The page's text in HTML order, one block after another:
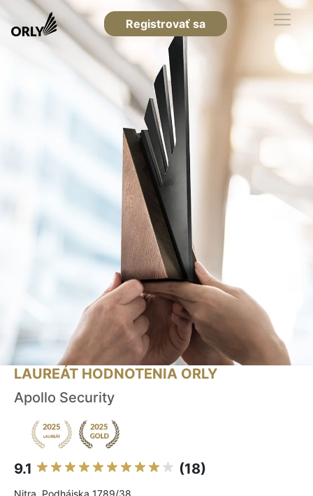
Registrovať sa
LAUREÁT HODNOTENIA ORLY
Apollo Security
9.1 (18)
Nitra, Podhájska 1789/38